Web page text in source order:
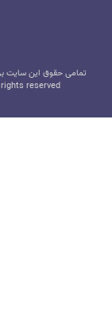
تمامی حقوق این سایت
reserved